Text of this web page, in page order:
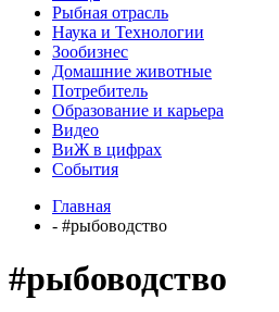
Рыбная отрасль
Наука и Технологии
Зообизнес
Домашние животные
Потребитель
Образование и карьера
Видео
ВиЖ в цифрах
События
Главная
- #рыбоводство
#рыбоводство